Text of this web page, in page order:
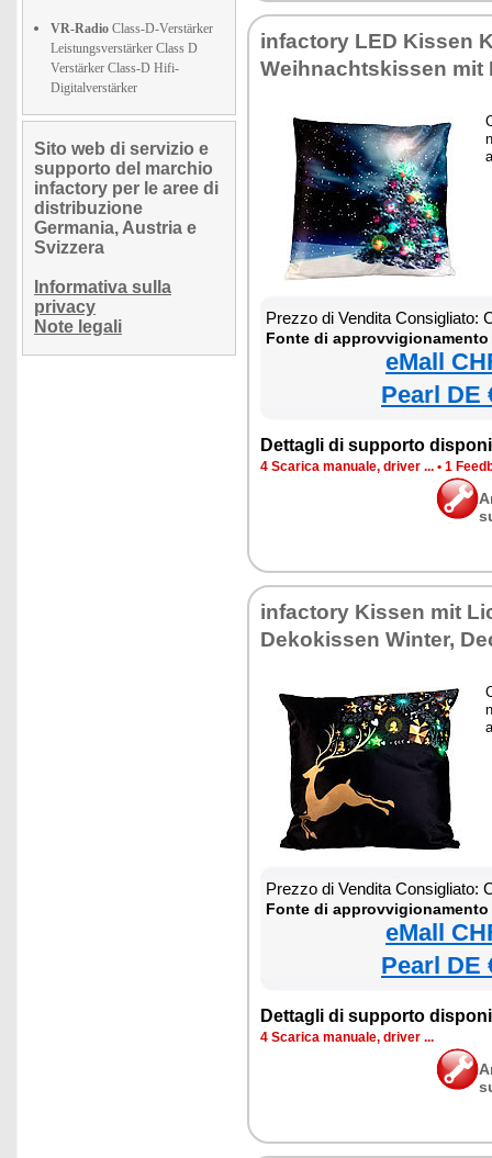
VR-Radio Class-D-Verstärker
Leistungsverstärker Class D
Verstärker Class-D Hifi-
Digitalverstärker
Sito web di servizio e
supporto del marchio
infactory per le aree di
distribuzione
Germania, Austria e
Svizzera
Informativa sulla
privacy
Note legali
infactory LED Kissen
Weihnachtskissen mit
Prezzo di Vendita Consigliato:
Fonte di
eMall
Pearl DE
Dettagli di supporto
4 Scarica manuale, driver ... • 1
infactory Kissen mit
Dekokissen Winter,
Prezzo di Vendita Consigliato:
Fonte di
eMall
Pearl DE
Dettagli di supporto
4 Scarica manuale, driver ...